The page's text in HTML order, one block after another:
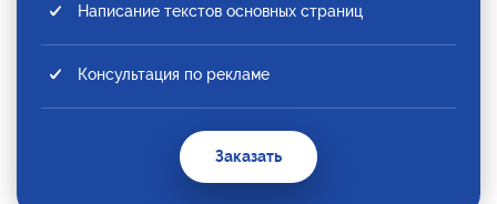
Написание текстов основных страниц
Консультация по рекламе
Заказать